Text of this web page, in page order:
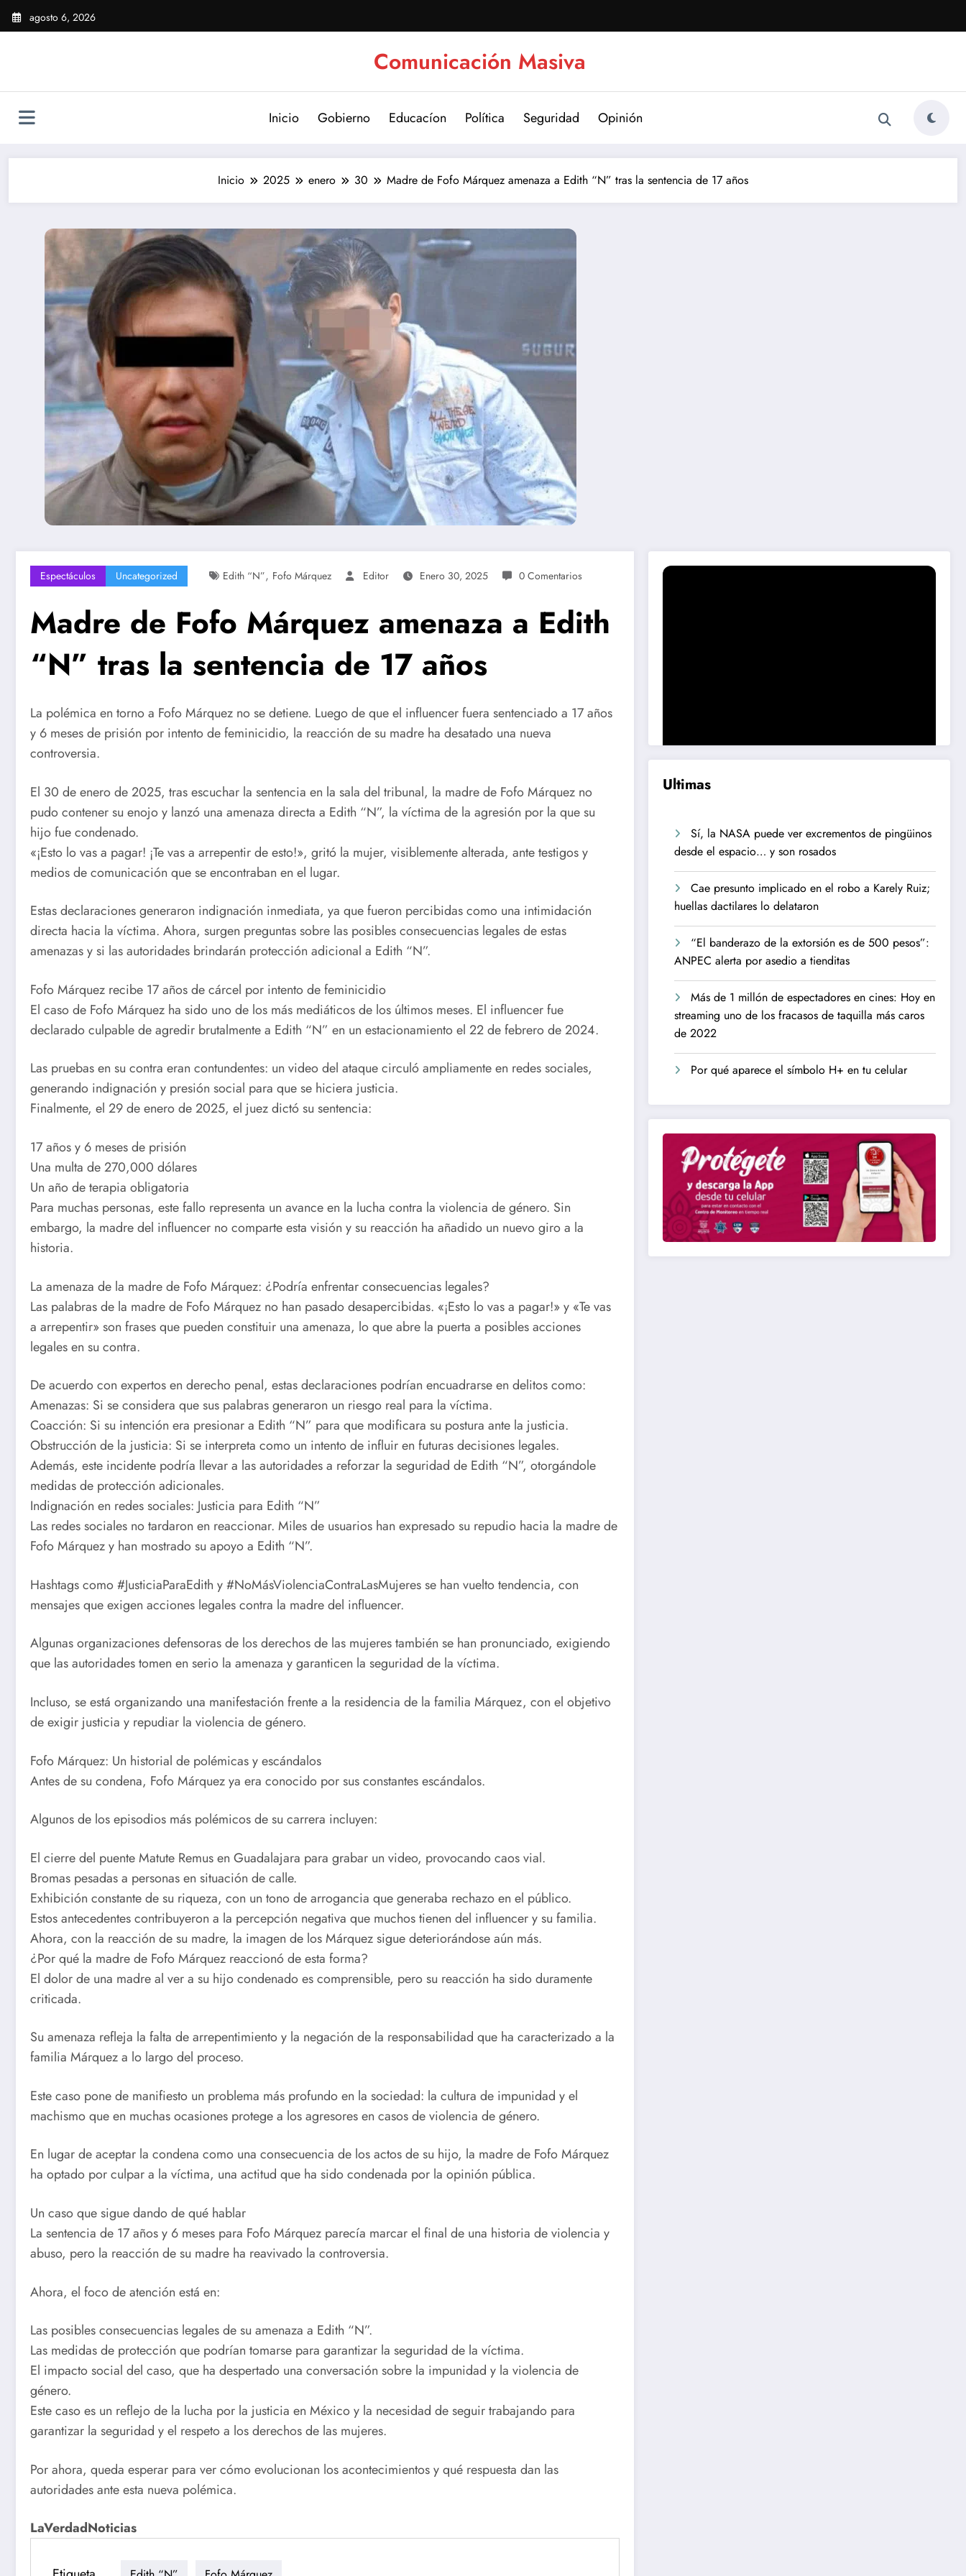
Saltar
agosto 6, 2026
Comunicación Masiva
Inicio Gobierno Educacíon Política Seguridad Opinión
Inicio 2025 enero 30 Madre de Fofo Márquez amenaza a Edith “N” tras la sentencia de 17 años
Espectáculos Uncategorized Edith “N”, Fofo Márquez Editor Enero 30, 2025 0 Comentarios
Madre de Fofo Márquez amenaza a Edith
“N” tras la sentencia de 17 años
La polémica en torno a Fofo Márquez no se detiene. Luego de que el influencer fuera sentenciado a 17 años
y 6 meses de prisión por intento de feminicidio, la reacción de su madre ha desatado una nueva
controversia.
El 30 de enero de 2025, tras escuchar la sentencia en la sala del tribunal, la madre de Fofo Márquez no
pudo contener su enojo y lanzó una amenaza directa a Edith “N”, la víctima de la agresión por la que su
hijo fue condenado.
«¡Esto lo vas a pagar! ¡Te vas a arrepentir de esto!», gritó la mujer, visiblemente alterada, ante testigos y
medios de comunicación que se encontraban en el lugar.
Estas declaraciones generaron indignación inmediata, ya que fueron percibidas como una intimidación
directa hacia la víctima. Ahora, surgen preguntas sobre las posibles consecuencias legales de estas
amenazas y si las autoridades brindarán protección adicional a Edith “N”.
Fofo Márquez recibe 17 años de cárcel por intento de feminicidio
El caso de Fofo Márquez ha sido uno de los más mediáticos de los últimos meses. El influencer fue
declarado culpable de agredir brutalmente a Edith “N” en un estacionamiento el 22 de febrero de 2024.
Las pruebas en su contra eran contundentes: un video del ataque circuló ampliamente en redes sociales,
generando indignación y presión social para que se hiciera justicia.
Finalmente, el 29 de enero de 2025, el juez dictó su sentencia:
17 años y 6 meses de prisión
Una multa de 270,000 dólares
Un año de terapia obligatoria
Para muchas personas, este fallo representa un avance en la lucha contra la violencia de género. Sin
embargo, la madre del influencer no comparte esta visión y su reacción ha añadido un nuevo giro a la
historia.
La amenaza de la madre de Fofo Márquez: ¿Podría enfrentar consecuencias legales?
Las palabras de la madre de Fofo Márquez no han pasado desapercibidas. «¡Esto lo vas a pagar!» y «Te vas
a arrepentir» son frases que pueden constituir una amenaza, lo que abre la puerta a posibles acciones
legales en su contra.
De acuerdo con expertos en derecho penal, estas declaraciones podrían encuadrarse en delitos como:
Amenazas: Si se considera que sus palabras generaron un riesgo real para la víctima.
Coacción: Si su intención era presionar a Edith “N” para que modificara su postura ante la justicia.
Obstrucción de la justicia: Si se interpreta como un intento de influir en futuras decisiones legales.
Además, este incidente podría llevar a las autoridades a reforzar la seguridad de Edith “N”, otorgándole
medidas de protección adicionales.
Indignación en redes sociales: Justicia para Edith “N”
Las redes sociales no tardaron en reaccionar. Miles de usuarios han expresado su repudio hacia la madre de
Fofo Márquez y han mostrado su apoyo a Edith “N”.
Hashtags como #JusticiaParaEdith y #NoMásViolenciaContraLasMujeres se han vuelto tendencia, con
mensajes que exigen acciones legales contra la madre del influencer.
Algunas organizaciones defensoras de los derechos de las mujeres también se han pronunciado, exigiendo
que las autoridades tomen en serio la amenaza y garanticen la seguridad de la víctima.
Incluso, se está organizando una manifestación frente a la residencia de la familia Márquez, con el objetivo
de exigir justicia y repudiar la violencia de género.
Fofo Márquez: Un historial de polémicas y escándalos
Antes de su condena, Fofo Márquez ya era conocido por sus constantes escándalos.
Algunos de los episodios más polémicos de su carrera incluyen:
El cierre del puente Matute Remus en Guadalajara para grabar un video, provocando caos vial.
Bromas pesadas a personas en situación de calle.
Exhibición constante de su riqueza, con un tono de arrogancia que generaba rechazo en el público.
Estos antecedentes contribuyeron a la percepción negativa que muchos tienen del influencer y su familia.
Ahora, con la reacción de su madre, la imagen de los Márquez sigue deteriorándose aún más.
¿Por qué la madre de Fofo Márquez reaccionó de esta forma?
El dolor de una madre al ver a su hijo condenado es comprensible, pero su reacción ha sido duramente
criticada.
Su amenaza refleja la falta de arrepentimiento y la negación de la responsabilidad que ha caracterizado a la
familia Márquez a lo largo del proceso.
Este caso pone de manifiesto un problema más profundo en la sociedad: la cultura de impunidad y el
machismo que en muchas ocasiones protege a los agresores en casos de violencia de género.
En lugar de aceptar la condena como una consecuencia de los actos de su hijo, la madre de Fofo Márquez
ha optado por culpar a la víctima, una actitud que ha sido condenada por la opinión pública.
Un caso que sigue dando de qué hablar
La sentencia de 17 años y 6 meses para Fofo Márquez parecía marcar el final de una historia de violencia y
abuso, pero la reacción de su madre ha reavivado la controversia.
Ahora, el foco de atención está en:
Las posibles consecuencias legales de su amenaza a Edith “N”.
Las medidas de protección que podrían tomarse para garantizar la seguridad de la víctima.
El impacto social del caso, que ha despertado una conversación sobre la impunidad y la violencia de
género.
Este caso es un reflejo de la lucha por la justicia en México y la necesidad de seguir trabajando para
garantizar la seguridad y el respeto a los derechos de las mujeres.
Por ahora, queda esperar para ver cómo evolucionan los acontecimientos y qué respuesta dan las
autoridades ante esta nueva polémica.
LaVerdadNoticias
Ultimas
Sí, la NASA puede ver excrementos de pingüinos
desde el espacio… y son rosados
Cae presunto implicado en el robo a Karely Ruiz;
huellas dactilares lo delataron
“El banderazo de la extorsión es de 500 pesos”:
ANPEC alerta por asedio a tienditas
Más de 1 millón de espectadores en cines: Hoy en
streaming uno de los fracasos de taquilla más caros
de 2022
Por qué aparece el símbolo H+ en tu celular